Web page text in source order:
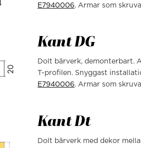
E7940006. Armar som
Kant DG
Dolt bärverk, demonterbart.
T-profilen. Snyggast
E7940006. Armar som
Kant Dt
Dolt bärverk med dekor